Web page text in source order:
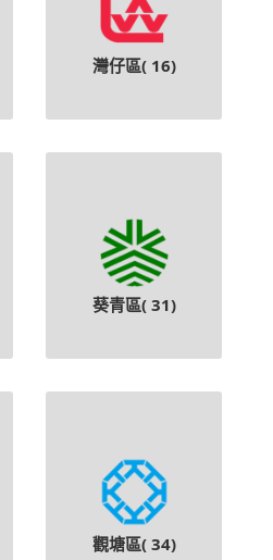
灣仔區( 16)
葵青區( 31)
觀塘區( 34)